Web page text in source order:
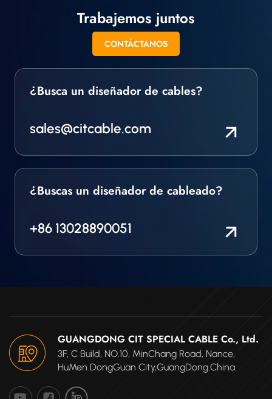
Trabajemos juntos
CONTÁCTANOS
¿Busca un diseñador de cables?
sales@citcable.com
¿Buscas un diseñador de cableado?
+86 13028890051
GUANGDONG CIT SPECIAL CABLE Co., Ltd.
3F, C Build, NO.10, MinChang Road, Nance,
HuMen DongGuan City,GuangDong.China.